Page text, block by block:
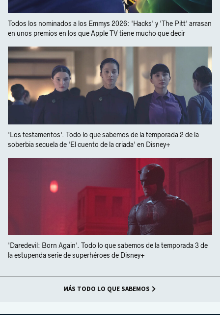
Todos los nominados a los Emmys 2026: 'Hacks' y 'The Pitt' arrasan
en unos premios en los que Apple TV tiene mucho que decir
'Los testamentos'. Todo lo que sabemos de la temporada 2 de la
soberbia secuela de 'El cuento de la criada' en Disney+
'Daredevil: Born Again'. Todo lo que sabemos de la temporada 3 de
la estupenda serie de superhéroes de Disney+
MÁS TODO LO QUE SABEMOS